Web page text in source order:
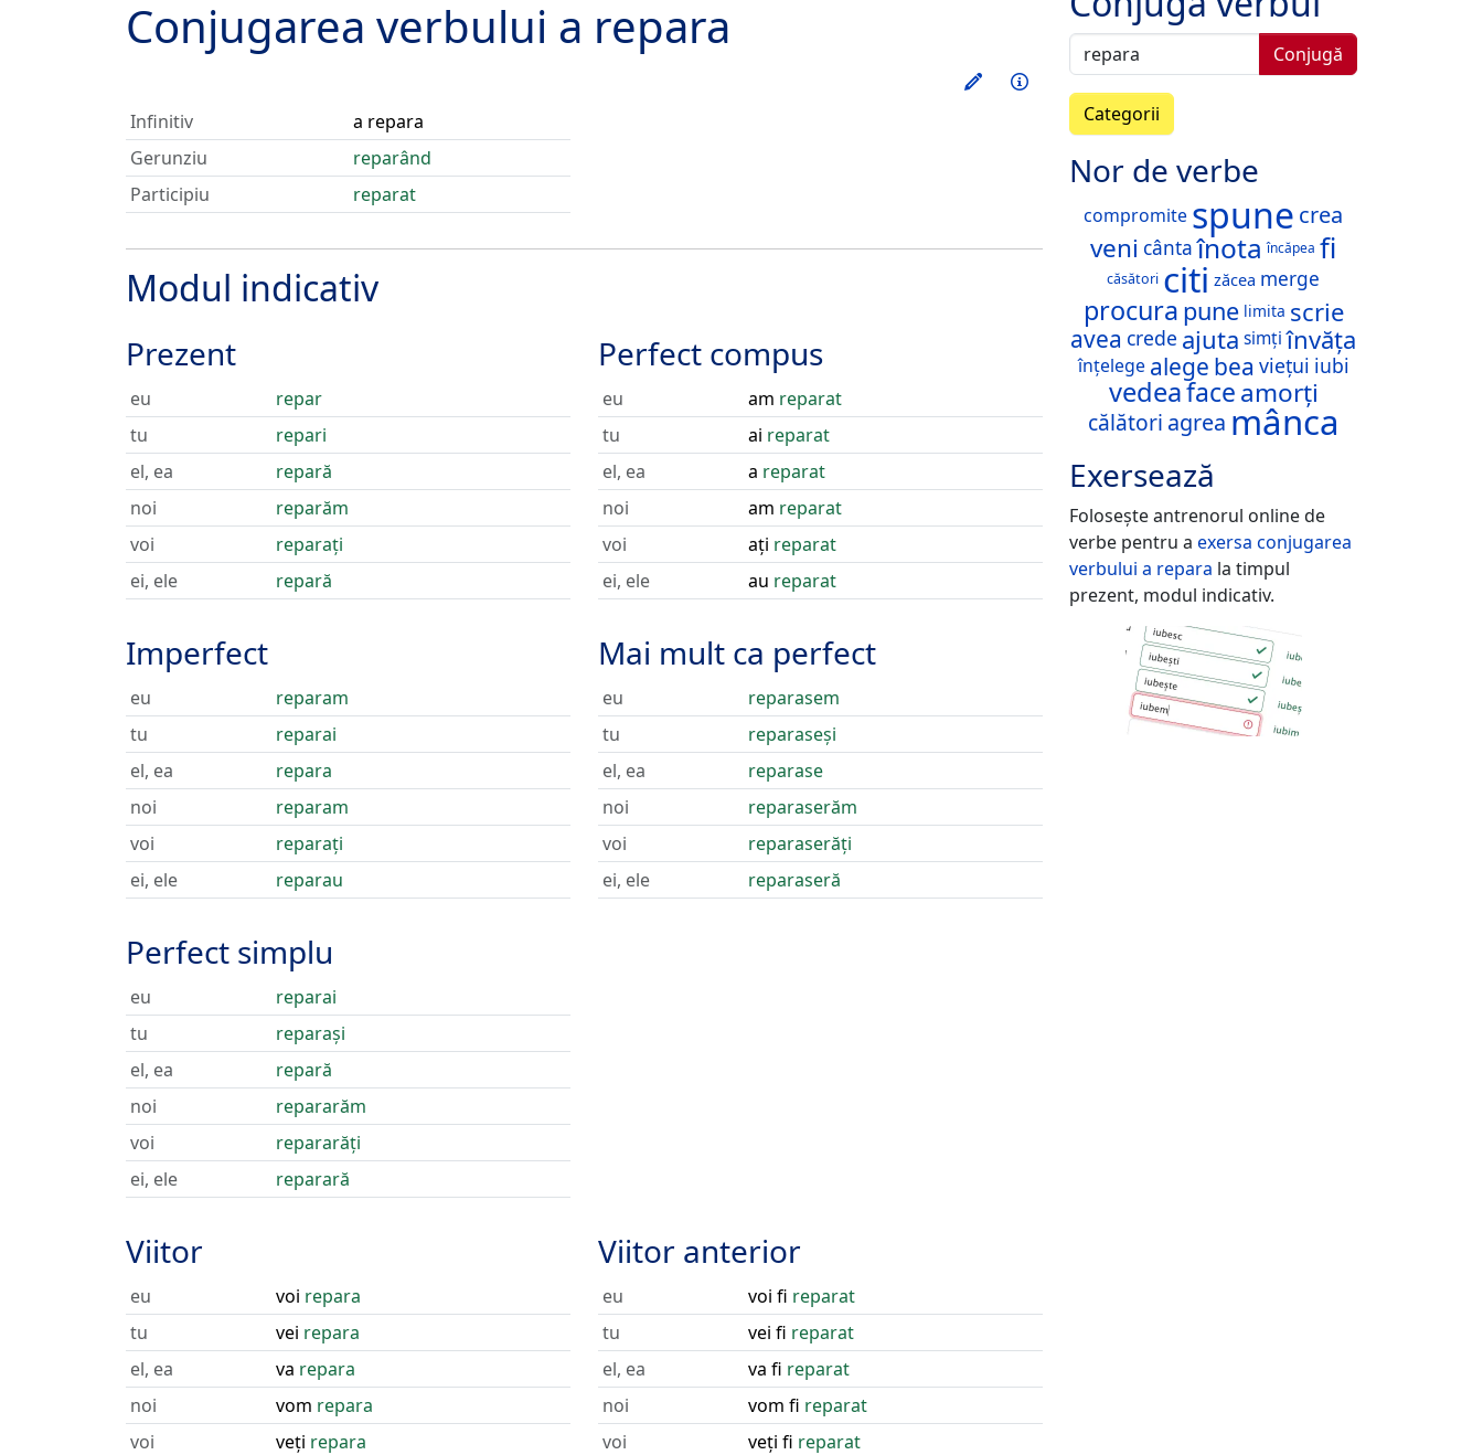
Conjugarea verbului a repara
Exersează acest verb
Informații
Infinitiv
a repara
Gerunziu
reparând
Participiu
reparat
Modul indicativ
Prezent
eu
repar
tu
repari
el, ea
repară
noi
reparăm
voi
reparați
ei, ele
repară
Imperfect
eu
reparam
tu
reparai
el, ea
repara
noi
reparam
voi
reparați
ei, ele
reparau
Perfect simplu
eu
reparai
tu
reparași
el, ea
repară
noi
repararăm
voi
repararăți
ei, ele
reparară
Perfect compus
eu am reparat
tu
ai reparat
el, ea
a reparat
noi
am reparat
voi
ați reparat
ei, ele
au reparat
Mai mult ca perfect
eu
reparasem
tu
reparaseși
el, ea
reparase
noi
reparaserăm
voi
reparaserăți
ei, ele
reparaseră
Viitor
eu voi repara
tu
vei repara
el, ea
va repara
noi
vom repara
voi
veți repara
Viitor anterior
eu voi fi reparat
tu
vei fi reparat
el, ea
va fi reparat
noi
vom fi reparat
voi
veți fi reparat
Conjugă
Categorii
Nor de verbe
compromite spune crea
veni cânta înota încăpea fi
căsători citi zăcea merge
procura pune limita scrie
avea crede ajuta simți învăța
înțelege alege bea viețui iubi
vedeafaceamorți
călători agrea mânca
Exersează
Folosește antrenorul online de
verbe pentru a exersa conjugarea
verbului a repara la timpul
prezent, modul indicativ.